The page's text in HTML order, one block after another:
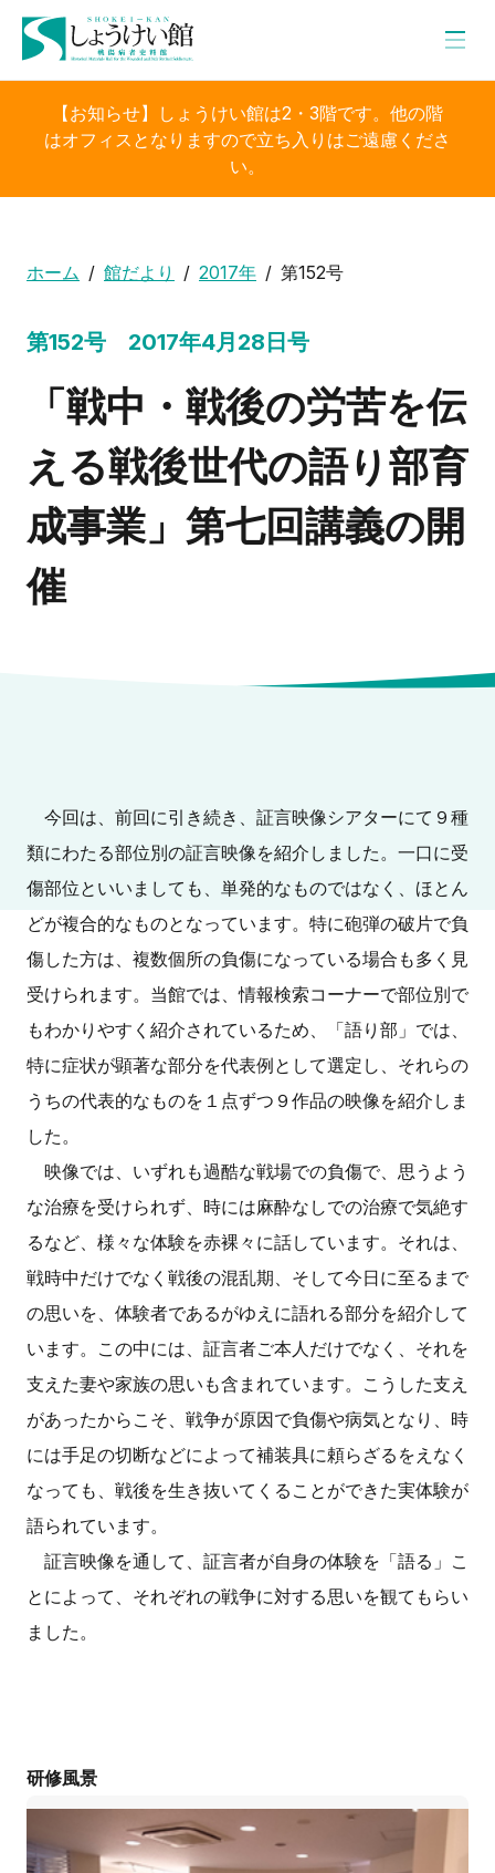
【お知らせ】しょうけい館は2・3階です。他の階
はオフィスとなりますので立ち入りはご遠慮くださ
い。
ホーム 館だより 2017年 第152号
第152号 2017年4月28日号
「戦中・戦後の労苦を伝
える戦後世代の語り部育
成事業」第七回講義の開
催
今回は、前回に引き続き、証言映像シアターにて９種
類にわたる部位別の証言映像を紹介しました。一口に受
傷部位といいましても、単発的なものではなく、ほとん
どが複合的なものとなっています。特に砲弾の破片で負
傷した方は、複数個所の負傷になっている場合も多く見
受けられます。当館では、情報検索コーナーで部位別で
もわかりやすく紹介されているため、「語り部」では、
特に症状が顕著な部分を代表例として選定し、それらの
うちの代表的なものを１点ずつ９作品の映像を紹介しま
した。
映像では、いずれも過酷な戦場での負傷で、思うよう
な治療を受けられず、時には麻酔なしでの治療で気絶す
るなど、様々な体験を赤裸々に話しています。それは、
戦時中だけでなく戦後の混乱期、そして今日に至るまで
の思いを、体験者であるがゆえに語れる部分を紹介して
います。この中には、証言者ご本人だけでなく、それを
支えた妻や家族の思いも含まれています。こうした支え
があったからこそ、戦争が原因で負傷や病気となり、時
には手足の切断などによって補装具に頼らざるをえなく
なっても、戦後を生き抜いてくることができた実体験が
語られています。
証言映像を通して、証言者が自身の体験を「語る」こ
とによって、それぞれの戦争に対する思いを観てもらい
ました。
研修風景